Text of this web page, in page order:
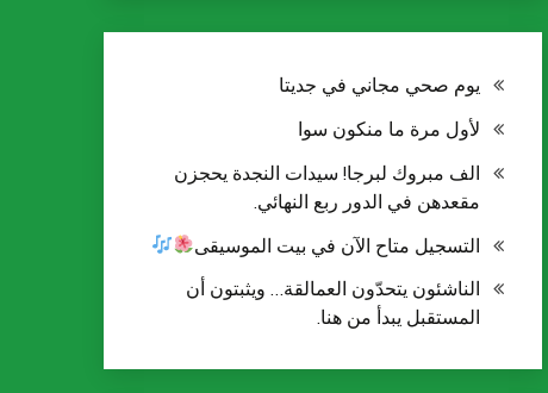
يوم صحي مجاني في جديتا
لأول مرة ما منكون سوا
الف مبروك لبرجا! سيدات النجدة يحجزن
مقعدهن في الدور ربع النهائي.
التسجيل متاح الآن في بيت الموسيقى
الناشئون يتحدّون العمالقة… ويثبتون أن
المستقبل يبدأ من هنا.